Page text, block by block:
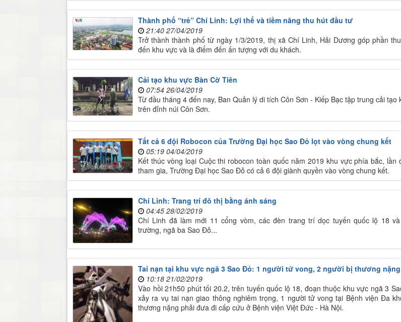
Thành phố “trẻ” Chí Linh: Lợi thế và tiềm năng thu hút đầu tư
21:40 27/04/2019
Trở thành thành phố từ ngày 1/3/2019, thị xã Chí Linh, Hải Dương góp phần
đến khu vực và là điểm đến ấn tượng với du khách.
​Cải tạo khu vực Bàn Cờ Tiên
07:54 26/04/2019
Từ đầu tháng 4 đến nay, Ban Quản lý di tích Côn Sơn - Kiếp Bạc tập trung cải tạo
trên đỉnh núi Côn Sơn.
Tất cả 6 đội Robocon của Trường Đại học Sao Đỏ lọt vào vòng chung kết
05:19 04/04/2019
Kết thúc vòng loại Cuộc thi robocon toàn quốc năm 2019 khu vực phía bắc, lần
tham gia, Trường Đại học Sao Đỏ có cả 6 đội giành quyền vào vòng chung kết.
​Chí Linh: Trang trí đô thị bằng ánh sáng
04:45 28/02/2019
Chí Linh đã làm mới 11 cổng vòm, các đèn trang trí dọc tuyến quốc lộ 18
trường, ngã ba Sao Đỏ...
Tai nạn tại khu vực ngã 3 Sao Đỏ: 1 người tử vong, 2 người bị thương nặng
10:18 21/02/2019
Vào hồi 21h50 phút tối 20.2, trên tuyến quốc lộ 18, đoạn thuộc khu vực ngã 3
xảy ra vụ tai nạn giao thông nghiêm trọng, 1 người tử vong tại Bệnh viện Đa
thương nặng phải đưa đi cấp cứu ở Bệnh viện Việt Đức - Hà Nội.